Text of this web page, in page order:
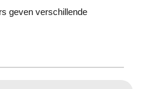
geven verschillende